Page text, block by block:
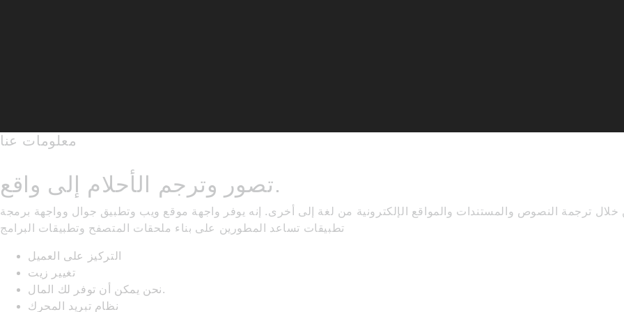
معلومات عنا
تصور وترجم الأحلام إلى واقع.
ترجمة النصوص والمستندات والمواقع الإلكترونية من لغة إلى أخرى. إنه يوفر واجهة موقع ويب وتطبيق جوال وواجهة برمجة
تطبيقات تساعد المطورين على بناء ملحقات المتصفح وتطبيقات البرامج
التركيز على العميل
تغيير زيت
نحن يمكن أن توفر لك المال.
نظام تبريد المحرك